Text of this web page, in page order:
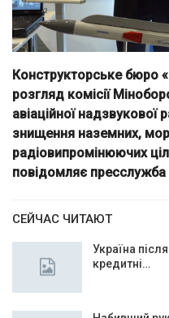
Конструкторське бюро
розгляд комісії
авіаційної
знищення наземних,
радіовипромінюючих
повідомляє пресслужба
СЕЙЧАС ЧИТАЮТ
Україна
кредитні…